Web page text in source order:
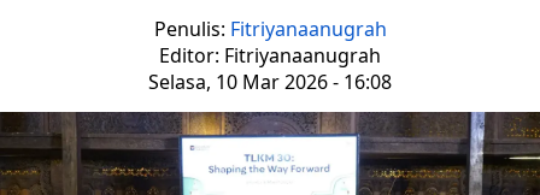
Penulis: Fitriyanaanugrah
Editor: Fitriyanaanugrah
Selasa, 10 Mar 2026 - 16:08